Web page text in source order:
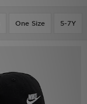
One Size 5-7Y